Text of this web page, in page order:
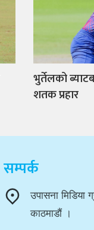
भुर्तेलको
शतक प्रहार
सम्पर्क
उपासना मिडिया
काठमाडौं ।